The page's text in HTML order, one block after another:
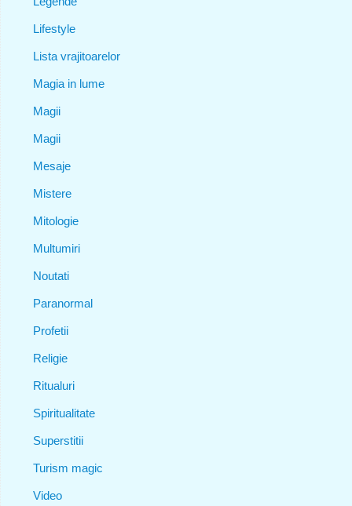
Lifestyle
Lista vrajitoarelor
Magia in lume
Magii
Magii
Mesaje
Mistere
Mitologie
Multumiri
Noutati
Paranormal
Profetii
Religie
Ritualuri
Spiritualitate
Superstitii
Turism magic
Video